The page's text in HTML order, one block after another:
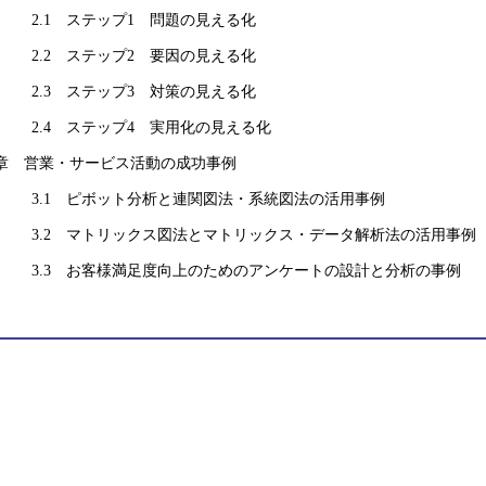
ステップ1 問題の見える化
ステップ2 要因の見える化
ステップ3 対策の見える化
ステップ4 実用化の見える化
営業・サービス活動の成功事例
ピボット分析と連関図法・系統図法の活用事例
マトリックス図法とマトリックス・データ解析法の活用事例
お客様満足度向上のためのアンケートの設計と分析の事例